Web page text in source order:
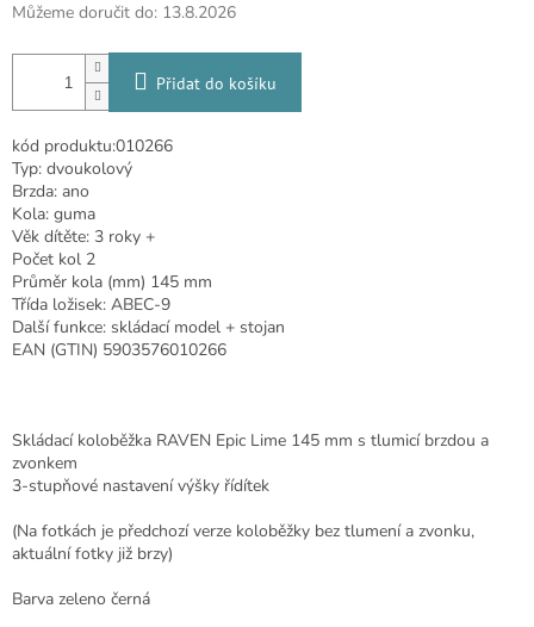
Můžeme doručit do: 13.8.2026
Přidat do košíku
kód produktu:010266
Typ: dvoukolový
Brzda: ano
Kola: guma
Věk dítěte: 3 roky +
Počet kol 2
Průměr kola (mm) 145 mm
Třída ložisek: ABEC-9
Další funkce: skládací model + stojan
EAN (GTIN) 5903576010266
Skládací koloběžka RAVEN Epic Lime 145 mm s tlumicí brzdou a
zvonkem
3-stupňové nastavení výšky řídítek
(Na fotkách je předchozí verze koloběžky bez tlumení a zvonku,
aktuální fotky již brzy)
Barva zeleno černá